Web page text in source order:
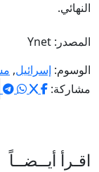
النهائي.
المصدر: Ynet
الوسوم: إسرائيل,
مشاركة:
اقـرأ أيــضــاً